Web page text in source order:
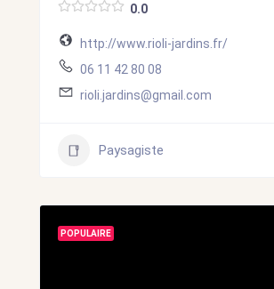
0.0
http://www.rioli-jardins.fr/
06 11 42 80 08
rioli.jardins@gmail.com
Paysagiste
POPULAIRE